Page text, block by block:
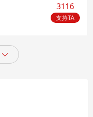
3116
支持TA